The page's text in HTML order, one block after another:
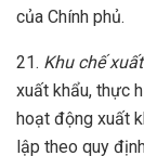
của Chính phủ.
21. Khu chế xuất
xuất khẩu, thực
hoạt động xuất
lập theo quy